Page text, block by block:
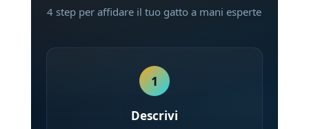
4 step per affidare il tuo gatto a mani esperte
1
Descrivi